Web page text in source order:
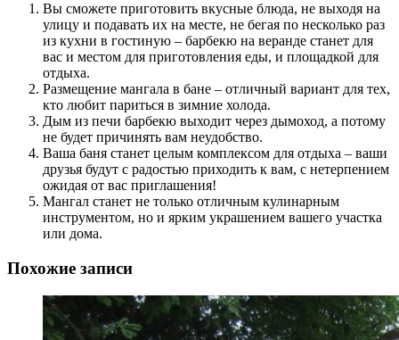
Вы сможете приготовить вкусные блюда, не выходя на
улицу и подавать их на месте, не бегая по несколько раз
из кухни в гостиную – барбекю на веранде станет для
вас и местом для приготовления еды, и площадкой для
отдыха.
Размещение мангала в бане – отличный вариант для тех,
кто любит париться в зимние холода.
Дым из печи барбекю выходит через дымоход, а потому
не будет причинять вам неудобство.
Ваша баня станет целым комплексом для отдыха – ваши
друзья будут с радостью приходить к вам, с нетерпением
ожидая от вас приглашения!
Мангал станет не только отличным кулинарным
инструментом, но и ярким украшением вашего участка
или дома.
Похожие записи